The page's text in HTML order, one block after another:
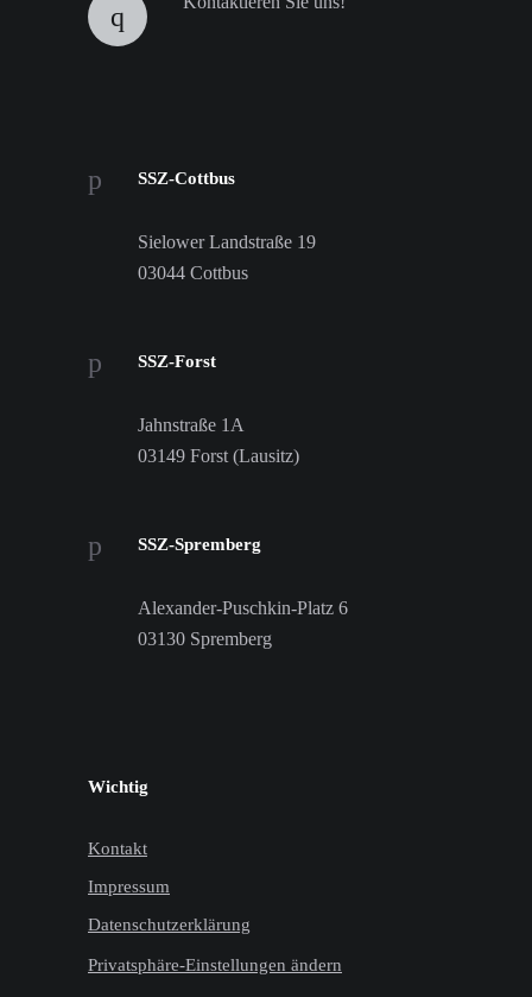
SSZ-Cottbus
Sielower Landstraße 19
03044 Cottbus
SSZ-Forst
Jahnstraße 1A
03149 Forst (Lausitz)
SSZ-Spremberg
Alexander-Puschkin-Platz 6
03130 Spremberg
Wichtig
Kontakt
Impressum
Datenschutzerklärung
Privatsphäre-Einstellungen ändern